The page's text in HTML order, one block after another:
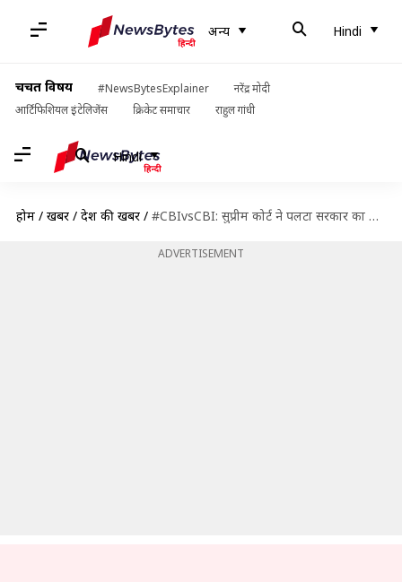
अन्य Hindi
चर्चित विषय #NewsBytesExplainer
नरेंद्र मोदी
आर्टिफिशियल इंटेलिजेंस
क्रिकेट समाचार राहुल गांधी
Hindi
होम / खबरें / देश की खबरें / #CBIvsCBI: सुप्रीम कोर्ट ने पलटा सरकार का फैसला, CBI निदेशक पद पर बने रहेंगे आलोक वर्मा
ADVERTISEMENT